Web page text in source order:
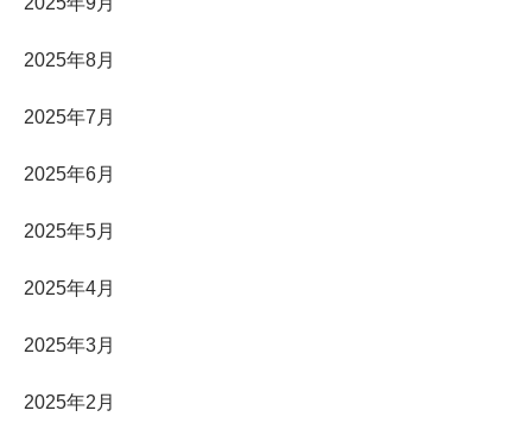
2025年8月
2025年7月
2025年6月
2025年5月
2025年4月
2025年3月
2025年2月